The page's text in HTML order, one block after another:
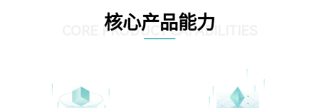
核心产品能力
CORE PRODUCT CAPABILITIES